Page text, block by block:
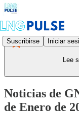
Suscribirse Iniciar
Lee
Noticias de
de Enero de